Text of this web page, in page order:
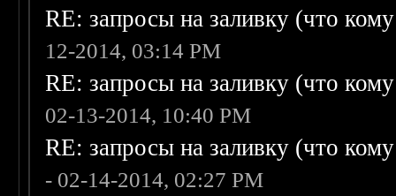
RE: запросы на заливку (что
12-2014, 03:14 PM
RE: запросы на заливку (что
02-13-2014, 10:40 PM
RE: запросы на заливку (что
- 02-14-2014, 02:27 PM